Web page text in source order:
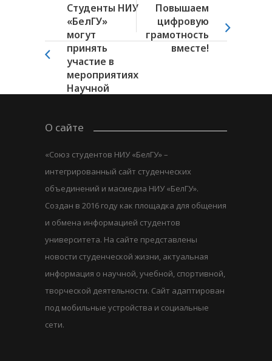
Студенты НИУ
«БелГУ»
могут
принять
участие в
мероприятиях
Научной
Повышаем
цифровую
грамотность
вместе!
О сайте
«Союз студентов НИУ «БелГУ» –
интегрированный сайт студенческих
объединений и масмедиа НИУ «БелГУ».
Создан в 2016 году как площадка для общения
и обмена информацией студентов
университета. На сайте представлены
новости студенческой жизни, актуальная
информация о научной, учебной, спортивной,
творческой деятельности. Сайт адаптирован
под мобильные устройства и социальные
сети.